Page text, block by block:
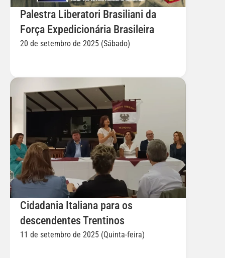
Palestra Liberatori Brasiliani da
Força Expedicionária Brasileira
20 de setembro de 2025 (Sábado)
Cidadania Italiana para os
descendentes Trentinos
11 de setembro de 2025 (Quinta-feira)